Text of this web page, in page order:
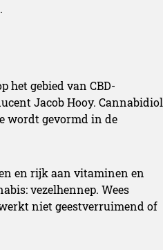
het gebied van CBD-
Jacob Hooy. Cannabidiol
wordt gevormd in de
en rijk aan vitaminen en
vezelhennep. Wees
niet geestverruimend of